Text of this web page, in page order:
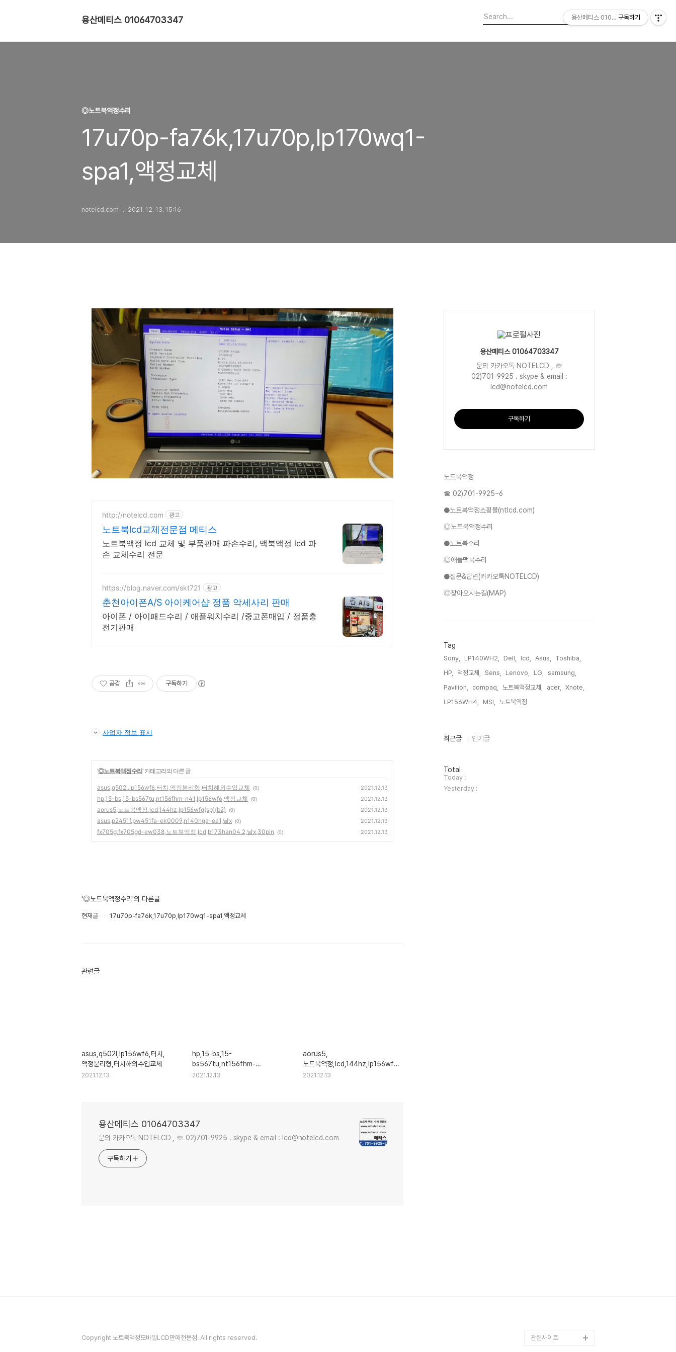
용산메티스 01064703347
◎노트북액정수리
17u70p-fa76k,17u70p,lp170wq1-
spa1,액정교체
notelcd.com 2021. 12. 13. 15:16
http://notelcd.com 광고
노트북lcd교체전문점 메티스
노트북액정 lcd 교체 및 부품판매 파손수리, 맥북액정 lcd 파
손 교체수리 전문
https://blog.naver.com/skt721 광고
춘천아이폰A/S 아이케어샵 정품 악세사리 판매
아이폰 / 아이패드수리 / 애플워치수리 /중고폰매입 / 정품충
전기판매
공감 구독하기
사업자 정보 표시
'◎노트북액정수리' 카테고리의 다른 글
asus,q502l,lp156wf6,터치,액정분리형,터치해외수입교체 (0) 2021.12.13
hp,15-bs,15-bs567tu,nt156fhm-n41,lp156wf6,액정교체 (0) 2021.12.13
aorus5,노트북액정,lcd,144hz,lp156wfg(sp)(b2) (0) 2021.12.13
asus,p2451f,pw451fa-ek0009,n140hga-ea1,날x (0) 2021.12.13
fx705g,fx705gd-ew038,노트북액정,lcd,b173han04.2,날x,30pin (0) 2021.12.13
'◎노트북액정수리'의 다른글
현재글 17u70p-fa76k,17u70p,lp170wq1-spa1,액정교체
관련글
asus,q502l,lp156wf6,터치,
액정분리형,터치해외수입교체
2021.12.13
hp,15-bs,15-
bs567tu,nt156fhm-
n41,lp156wf6,액정교체
2021.12.13
aorus5,
노트북액정,lcd,144hz,lp156wfg(sp)
(b2)
2021.12.13
용산메티스 01064703347
문의 카카오톡 NOTELCD , ☏ 02)701-9925 . skype & email : lcd@notelcd.com
구독하기
용산메티스 01064703347
문의 카카오톡 NOTELCD , ☏
02)701-9925 . skype & email :
lcd@notelcd.com
구독하기
노트북액정
☎ 02)701-9925~6
●노트북액정쇼핑몰(ntlcd.com)
◎노트북액정수리
●노트북수리
◎애플맥북수리
●질문&답변(카카오톡NOTELCD)
◎찾아오시는길(MAP)
Tag
Sony, LP140WH2, Dell, lcd, Asus,
Toshiba,
HP,
액정교체, Sens, Lenovo, LG,
samsung,
Pavilion,
compaq, 노트북액정교체, acer,
Xnote,
LP156WH4,
MSI, 노트북액정,
최
인
기
글
최근글 인기글
방
문
자
수
Total
Today :
Yesterday :
Copyright 노트북액정모바일LCD판매전문점. All rights reserved. 관련사이트
용산메티스 01064703347
구독하기